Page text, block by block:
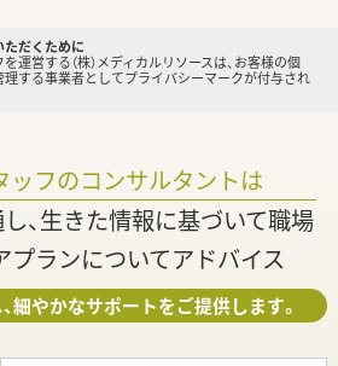
だくために
運営する（株）メディカルリソースは、お客様の個
理する事業者としてプライバシーマークが付与され
ッフのコンサルタントは
、生きた情報に基づいて職場
プランについてアドバイス
細やかなサポートをご提供します。